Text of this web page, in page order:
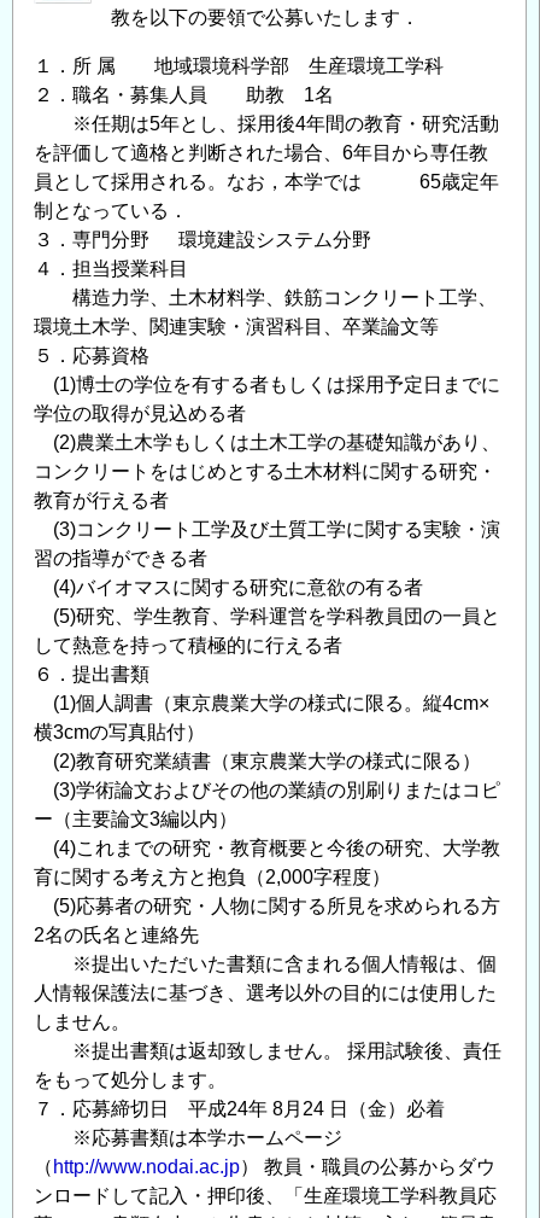
に
つ
て
の
教を以下の要領で公募いたします．
１．所 属 地域環境科学部 生産環境工学科
２．職名・募集人員 助教 1名
※任期は5年とし、採用後4年間の教育・研究活動
を評価して適格と判断された場合、6年目から専任教
員として採用される。なお，本学では 65歳定年
制となっている．
３．専門分野 環境建設システム分野
４．担当授業科目
構造力学、土木材料学、鉄筋コンクリート工学、
環境土木学、関連実験・演習科目、卒業論文等
５．応募資格
(1)博士の学位を有する者もしくは採用予定日までに
学位の取得が見込める者
(2)農業土木学もしくは土木工学の基礎知識があり、
コンクリートをはじめとする土木材料に関する研究・
教育が行える者
(3)コンクリート工学及び土質工学に関する実験・演
習の指導ができる者
(4)バイオマスに関する研究に意欲の有る者
(5)研究、学生教育、学科運営を学科教員団の一員と
して熱意を持って積極的に行える者
６．提出書類
(1)個人調書（東京農業大学の様式に限る。縦4cm×
横3cmの写真貼付）
(2)教育研究業績書（東京農業大学の様式に限る）
(3)学術論文およびその他の業績の別刷りまたはコピ
ー（主要論文3編以内）
(4)これまでの研究・教育概要と今後の研究、大学教
育に関する考え方と抱負（2,000字程度）
(5)応募者の研究・人物に関する所見を求められる方
2名の氏名と連絡先
※提出いただいた書類に含まれる個人情報は、個
人情報保護法に基づき、選考以外の目的には使用した
しません。
※提出書類は返却致しません。 採用試験後、責任
をもって処分します。
７．応募締切日 平成24年 8月24 日（金）必着
※応募書類は本学ホームページ
（ http://www.nodai.ac.jp） 教員・職員の公募からダウ
ンロードして記入・押印後、「生産環境工学科教員応